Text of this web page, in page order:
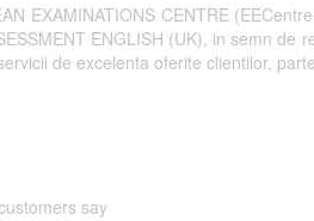
EXAMINATIONS CENTRE
ENGLISH (UK), in semn
de excelenta oferite clientilor,
say